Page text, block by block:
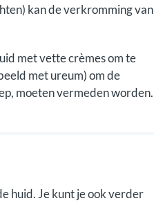
kan de verkromming van
met vette crèmes om te
met ureum) om de
moeten vermeden worden.
huid. Je kunt je ook verder